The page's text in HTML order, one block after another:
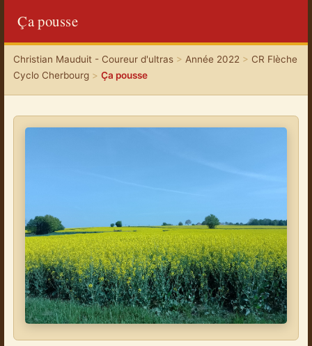
Ça pousse
Christian Mauduit - Coureur d'ultras> Année 2022 > CR Flèche
Cyclo Cherbourg> Ça pousse